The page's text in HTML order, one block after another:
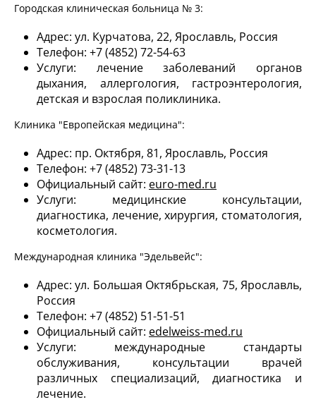
Городская клиническая больница № 3:
Адрес: ул. Курчатова, 22, Ярославль, Россия
Телефон: +7 (4852) 72-54-63
Услуги: лечение заболеваний органов
дыхания, аллергология, гастроэнтерология,
детская и взрослая поликлиника.
Клиника "Европейская медицина":
Адрес: пр. Октября, 81, Ярославль, Россия
Телефон: +7 (4852) 73-31-13
Официальный сайт: euro-med.ru
Услуги: медицинские консультации,
диагностика, лечение, хирургия, стоматология,
косметология.
Международная клиника "Эдельвейс":
Адрес: ул. Большая Октябрьская, 75, Ярославль,
Россия
Телефон: +7 (4852) 51-51-51
Официальный сайт: edelweiss-med.ru
Услуги: международные стандарты
обслуживания, консультации врачей
различных специализаций, диагностика и
лечение.